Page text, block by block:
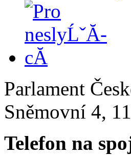
Parlament
Sněmovní 4,
Telefon na